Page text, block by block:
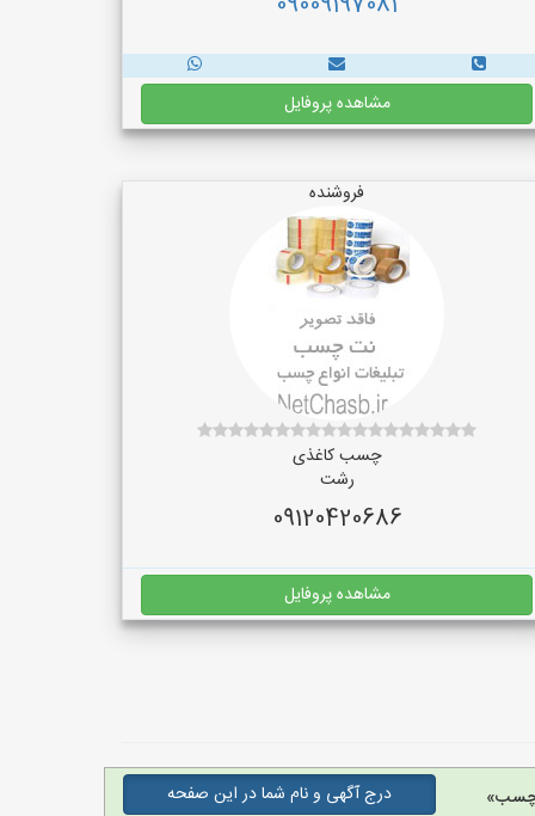
مشاهده پروفایل
فروشنده
چسب کاغذی
رشت
09120420686
مشاهده پروفایل
چسب» درج آگهی و نام شما در این صفحه